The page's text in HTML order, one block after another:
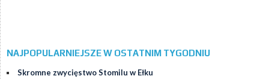
NAJPOPULARNIEJSZE W OSTATNIM TYGODNIU
Skromne zwycięstwo Stomilu w Ełku